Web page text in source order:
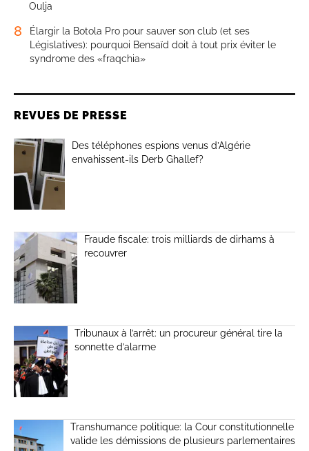
Oulja
8
Élargir la Botola Pro pour sauver son club (et ses
Législatives): pourquoi Bensaïd doit à tout prix éviter le
syndrome des «fraqchia»
REVUES DE PRESSE
Des téléphones espions venus d’Algérie
envahissent-ils Derb Ghallef?
Fraude fiscale: trois milliards de dirhams à
recouvrer
Tribunaux à l’arrêt: un procureur général tire la
sonnette d’alarme
Transhumance politique: la Cour constitutionnelle
valide les démissions de plusieurs parlementaires